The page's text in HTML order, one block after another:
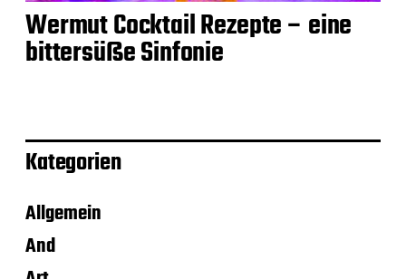
Wermut Cocktail Rezepte – eine
bittersüße Sinfonie
Kategorien
Allgemein
And